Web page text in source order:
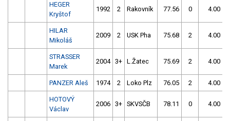
HEGER
Kryštof
1992 2 Rakovník 77.56 0 4.00
HILAR
Mikoláš
2009 2 USK Pha 75.68 2 4.00
STRASSER
Marek
2004 3+ L.Žatec 75.69 2 4.00
PANZER Aleš 1974 2 Loko Plz 76.05 2 4.00
HOTOVÝ
Václav
2006 3+ SKVSČB 78.11 0 4.00